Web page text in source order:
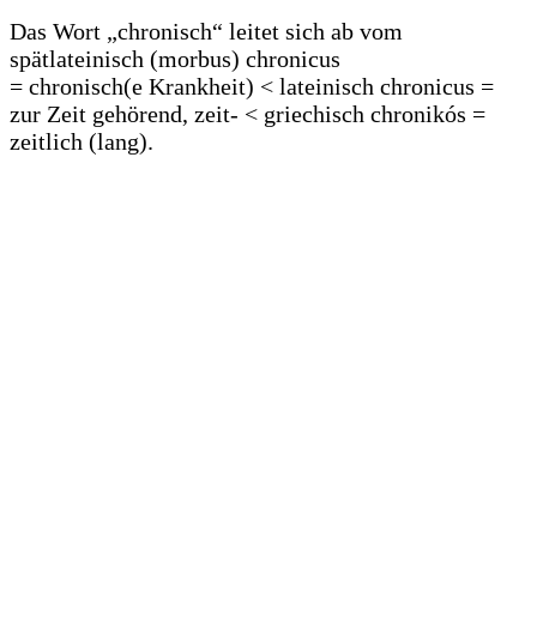
Das Wort „chronisch“ leitet sich ab vom
spätlateinisch (morbus) chronicus
= chronisch(e Krankheit) < lateinisch chronicus =
zur Zeit gehörend, zeit- < griechisch chronikós =
zeitlich (lang).